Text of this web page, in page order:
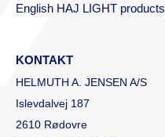
English HAJ LIGHT products
KONTAKT
HELMUTH A. JENSEN A/S
Islevdalvej 187
2610 Rødovre